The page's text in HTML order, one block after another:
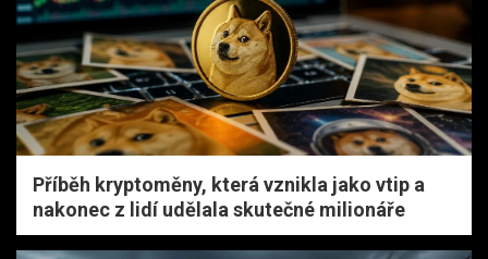
Příběh kryptoměny, která vznikla jako vtip a
nakonec z lidí udělala skutečné milionáře